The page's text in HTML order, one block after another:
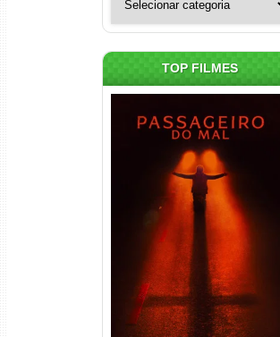
TOP FILMES
Passageiro do Mal Torrent
(2026) WEB-DL 1080p Dual
Áudio